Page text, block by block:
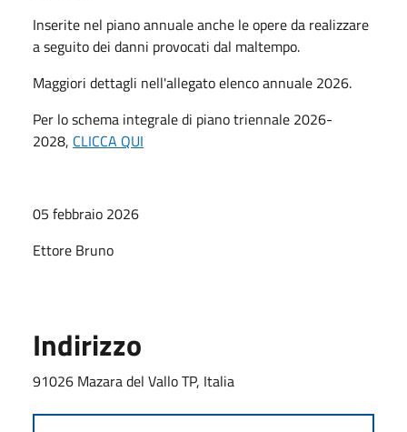
Inserite nel piano annuale anche le opere da realizzare
a seguito dei danni provocati dal maltempo.
Maggiori dettagli nell'allegato elenco annuale 2026.
Per lo schema integrale di piano triennale 2026-
2028, CLICCA QUI
05 febbraio 2026
Ettore Bruno
Indirizzo
91026 Mazara del Vallo TP, Italia